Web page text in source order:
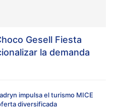
Gesell Fiesta
la demanda
impulsa el turismo MICE
diversificada